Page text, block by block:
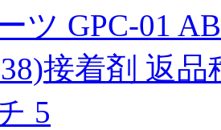
ツ GPC-01
接着剤 返品
5